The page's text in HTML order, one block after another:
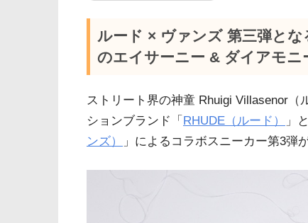
ルード × ヴァンズ 第三弾と
のエイサーニー & ダイアモニ
ストリート界の神童 Rhuigi Villasenor（
ションブランド「 RHUDE（ルード） 」
ンズ）
」によるコラボスニーカー第3弾